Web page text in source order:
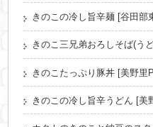
きのこの冷し旨辛麺 [谷田部
きのこ三兄弟おろしそば(う
きのこたっぷり豚丼 [美野里
きのこの冷し旨辛うどん [美